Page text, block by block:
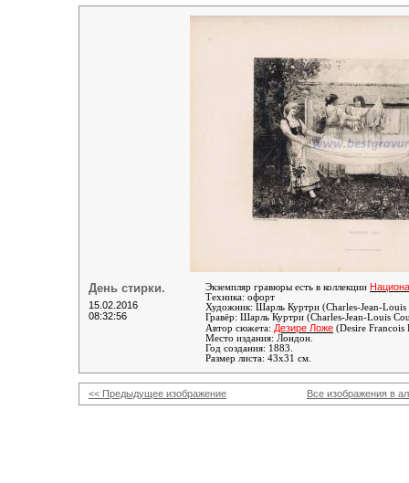
День стирки.
15.02.2016
08:32:56
Экземпляр гравюры есть в коллекции
Техника: офорт
Художник: Шарль Куртри (Charles-Jean-
Гравёр: Шарль Куртри (Charles-Jean-Louis
Автор сюжета: Дезире Ложе (Desire
Место издания: Лондон.
Год создания: 1883.
Размер листа: 43х31 см.
<< Предыдущее изображение Все изображения в